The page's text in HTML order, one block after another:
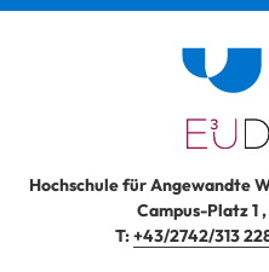
Hochschule für Angewandte
Campus-Platz 1,
T:+43/2742/313